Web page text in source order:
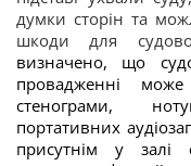
думки сторін та
шкоди для
визначено, що
провадженні
стенограми,
портативних
присутнім у залі